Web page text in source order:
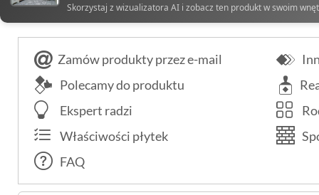
Skorzystaj z wizualizatora AI i zobacz ten produkt w swoim
Zamów produkty przez e-mail
Polecamy do produktu
Ekspert radzi
Właściwości płytek
FAQ